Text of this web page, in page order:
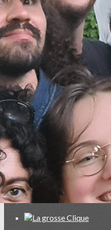
Exporter les lignes
Exporter toutes les
Exporter uniquement les
Menu
<
>
Accueil
Qui sommes-nous ?
Adhésions 2026
Contact
Dons
Blog
Annuaire
Ajoutez un logo, un bouton,
Cliquez pour éditer